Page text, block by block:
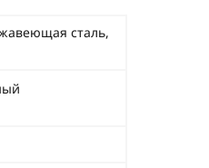
сталь,